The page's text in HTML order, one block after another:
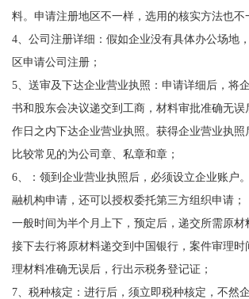
料。申请注册地区不一样，选用的核实方法也不
4、公司注册详细：假如企业没有具体办公场地
区申请公司注册；
5、送审及下达企业营业执照：申请详细后，将
书和股东会决议递交到工商，材料审批准确无误
作日之内下达企业营业执照。获得企业营业执照
比较常见的为公司章、私章和章；
6、：领到企业营业执照后，必须设立企业账户
融机构申请，还可以授权委托第三方组织申请；
一般时间为半个月上下，预定后，递交所需原材
接下去行将原材料递交到中国银行，案件审理时
理材料准确无误后，行出示税务登记证；
7、税种核定：进行后，须立即税种核定，不然